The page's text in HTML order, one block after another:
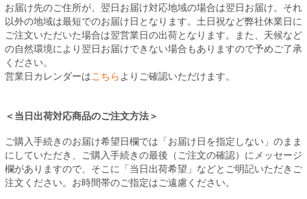
お届け先のご住所が、翌日お届け対応地域の場合は翌日お届け。それ
以外の地域は最短でのお届け日となります。土日祝など弊社休業日に
ご注文いただいた場合は翌営業日の出荷となります。また、天候など
の自然環境により翌日お届けできない場合もありますので予めご了承
ください。
営業日カレンダーはこちらよりご確認いただけます。
＜当日出荷対応商品のご注文方法＞
ご購入手続きのお届け希望日欄では「お届け日を指定しない」のまま
にしていただき、ご購入手続きの最後（ご注文の確認）にメッセージ
欄がありますので、そこに「当日出荷希望」などとご明記いただきご
注文ください。お時間帯のご指定はご遠慮ください。